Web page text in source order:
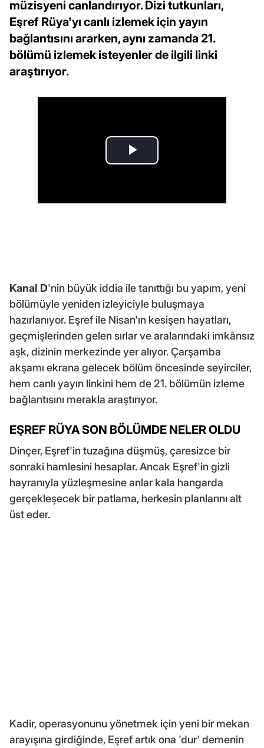
müzisyeni canlandırıyor. Dizi tutkunları,
Eşref Rüya'yı canlı izlemek için yayın
bağlantısını ararken, aynı zamanda 21.
bölümü izlemek isteyenler de ilgili linki
araştırıyor.
Kanal D'nin büyük iddia ile tanıttığı bu yapım, yeni
bölümüyle yeniden izleyiciyle buluşmaya
hazırlanıyor. Eşref ile Nisan'ın kesişen hayatları,
geçmişlerinden gelen sırlar ve aralarındaki imkânsız
aşk, dizinin merkezinde yer alıyor. Çarşamba
akşamı ekrana gelecek bölüm öncesinde seyirciler,
hem canlı yayın linkini hem de 21. bölümün izleme
bağlantısını merakla araştırıyor.
EŞREF RÜYA SON BÖLÜMDE NELER OLDU
Dinçer, Eşref'in tuzağına düşmüş, çaresizce bir
sonraki hamlesini hesaplar. Ancak Eşref'in gizli
hayranıyla yüzleşmesine anlar kala hangarda
gerçekleşecek bir patlama, herkesin planlarını alt
üst eder.
Kadir, operasyonunu yönetmek için yeni bir mekan
arayışına girdiğinde, Eşref artık ona 'dur' demenin